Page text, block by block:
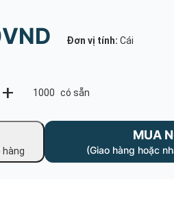
Đơn vị tính: Cái
+ 1000 có sẵn
hàng
MUA
(Giao hàng hoặc